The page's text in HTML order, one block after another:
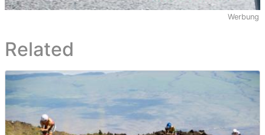
Werbung
Related